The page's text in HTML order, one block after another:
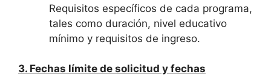
Requisitos específicos de cada programa,
tales como duración, nivel educativo
mínimo y requisitos de ingreso.
3. Fechas límite de solicitud y fechas